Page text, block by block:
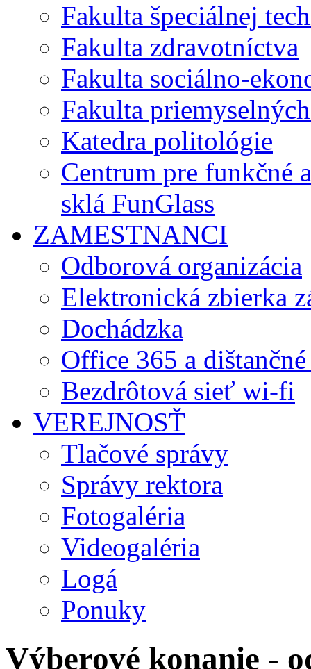
Fakulta špeciálnej
Fakulta zdravotníctva
Fakulta sociálno-
Fakulta
Katedra politológie
Centrum pre funkčné
sklá FunGlass
ZAMESTNANCI
Odborová organizácia
Elektronická zbierka
Dochádzka
Office 365 a
Bezdrôtová sieť wi-fi
VEREJNOSŤ
Tlačové správy
Správy rektora
Fotogaléria
Videogaléria
Logá
Ponuky
Výberové konanie -